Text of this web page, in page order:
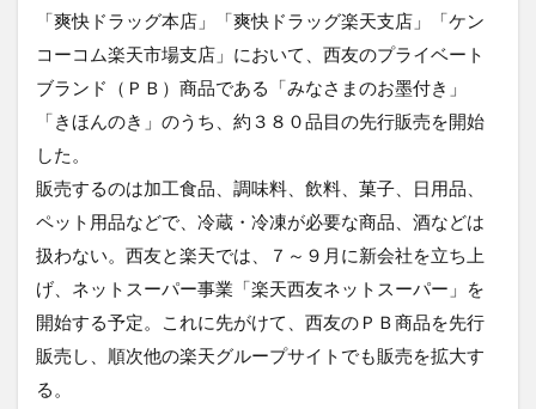
「爽快ドラッグ本店」「爽快ドラッグ楽天支店」「ケン
コーコム楽天市場支店」において、西友のプライベート
ブランド（ＰＢ）商品である「みなさまのお墨付き」
「きほんのき」のうち、約３８０品目の先行販売を開始
した。
販売するのは加工食品、調味料、飲料、菓子、日用品、
ペット用品などで、冷蔵・冷凍が必要な商品、酒などは
扱わない。西友と楽天では、７～９月に新会社を立ち上
げ、ネットスーパー事業「楽天西友ネットスーパー」を
開始する予定。これに先がけて、西友のＰＢ商品を先行
販売し、順次他の楽天グループサイトでも販売を拡大す
る。